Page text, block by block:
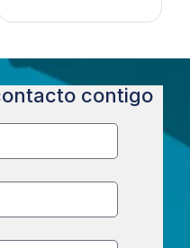
contigo